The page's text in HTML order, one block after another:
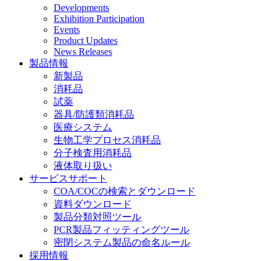
Developments
Exhibition Participation
Events
Product Updates
News Releases
製品情報
新製品
消耗品
試薬
器具/防護類消耗品
医療システム
生物工学プロセス消耗品
分子検査用消耗品
液体取り扱い
サービスサポート
COA/COCの検索とダウンロード
資料ダウンロード
製品分類対照ツール
PCR製品フィッティングツール
密閉システム製品の命名ルール
採用情報